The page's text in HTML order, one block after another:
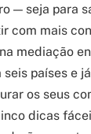
— seja para
com mais
mediação
países e
os seus
dicas